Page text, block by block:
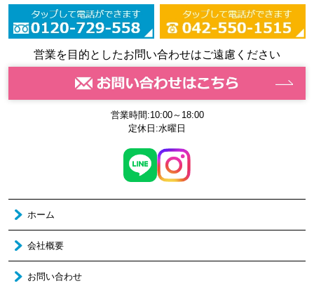
営業を目的としたお問い合わせはご遠慮ください
営業時間:10:00～18:00
定休日:水曜日
ホーム
会社概要
お問い合わせ